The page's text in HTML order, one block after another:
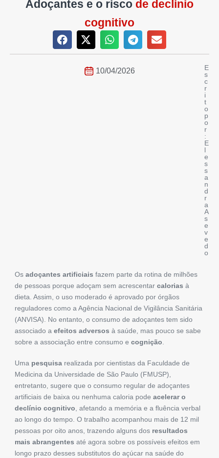
Adoçantes e o risco de declínio
cognitivo
10/04/2026
E
s
c
r
i
t
o
p
o
r
:
E
l
e
s
s
a
n
d
r
a
A
s
e
v
e
d
o
Os adoçantes artificiais fazem parte da rotina de milhões
de pessoas porque adoçam sem acrescentar calorias à
dieta. Assim, o uso moderado é aprovado por órgãos
reguladores como a Agência Nacional de Vigilância Sanitária
(ANVISA). No entanto, o consumo de adoçantes tem sido
associado a efeitos adversos à saúde, mas pouco se sabe
sobre a associação entre consumo e cognição.
Uma pesquisa realizada por cientistas da Faculdade de
Medicina da Universidade de São Paulo (FMUSP),
entretanto, sugere que o consumo regular de adoçantes
artificiais de baixa ou nenhuma caloria pode acelerar o
declínio cognitivo, afetando a memória e a fluência verbal
ao longo do tempo. O trabalho acompanhou mais de 12 mil
pessoas por oito anos, trazendo alguns dos resultados
mais abrangentes até agora sobre os possíveis efeitos em
longo prazo desses substitutos do açúcar na saúde do